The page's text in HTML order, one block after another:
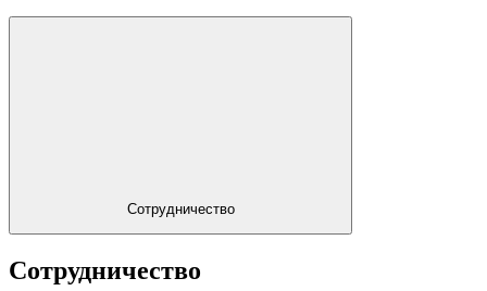
Сотрудничество
Сотрудничество